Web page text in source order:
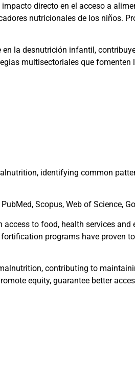
directo en el acceso a
nutricionales de los niños.
la desnutrición infantil,
multisectoriales que fomenten
identifying common
Scopus, Web of Science,
to food, health services
programs have proven
contributing to
equity, guarantee better